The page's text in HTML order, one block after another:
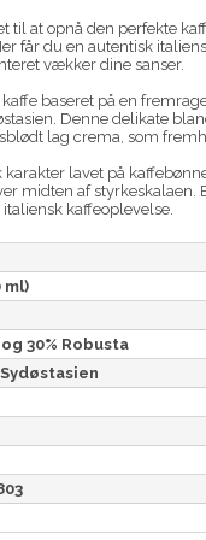
til at opnå den perfekte
får du en autentisk
vækker dine sanser.
baseret på en
Denne delikate
lag crema, som
lavet på
midten af styrkeskalaen.
kaffeoplevelse.
ml)
30% Robusta